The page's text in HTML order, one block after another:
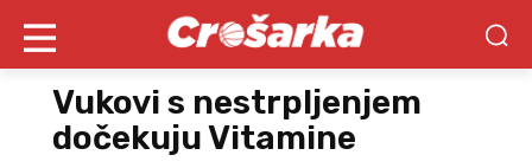
Vukovi s nestrpljenjem
dočekuju Vitamine